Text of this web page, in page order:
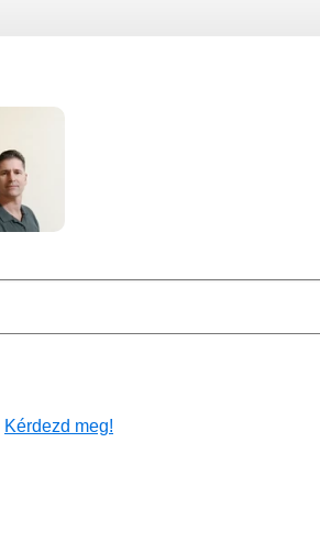
Kérdezd meg!